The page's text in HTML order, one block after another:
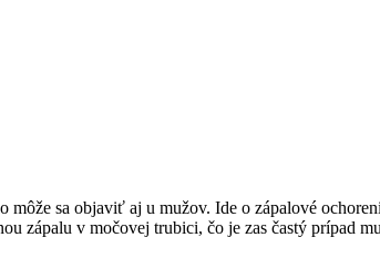
môže sa objaviť aj u mužov. Ide o zápalové
zápalu v močovej trubici, čo je zas častý prípad